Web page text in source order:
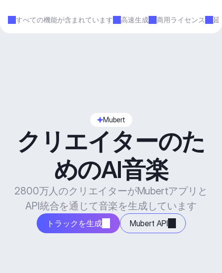
すべての機能が含まれています 高速生成 商用ライセンス 延
Mubert
クリエイターのた
めのAI音楽
2800万人のクリエイターがMubertアプリと
API統合を通じて音楽を生成しています
トラックを生成 Mubert API